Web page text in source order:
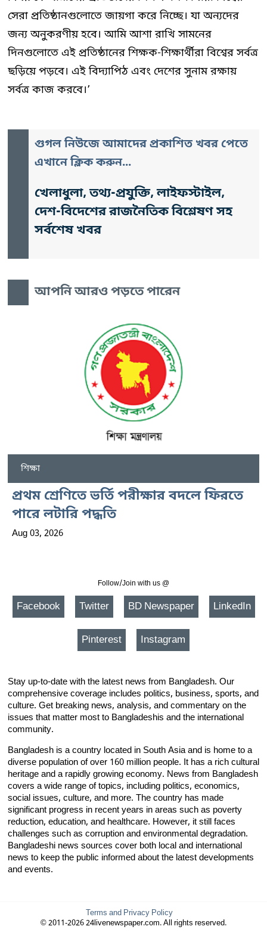
সেরা প্রতিষ্ঠানগুলোতে জায়গা করে নিচ্ছে। যা অন্যদের
জন্য অনুকরণীয় হবে। আমি আশা রাখি সামনের
দিনগুলোতে এই প্রতিষ্ঠানের শিক্ষক-শিক্ষার্থীরা বিশ্বের সর্বত্র
ছড়িয়ে পড়বে। এই বিদ্যাপিঠ এবং দেশের সুনাম রক্ষায়
সর্বত্র কাজ করবে।’
গুগল নিউজে আমাদের প্রকাশিত খবর পেতে
এখানে ক্লিক করুন...
খেলাধুলা, তথ্য-প্রযুক্তি, লাইফস্টাইল,
দেশ-বিদেশের রাজনৈতিক বিশ্লেষণ সহ
সর্বশেষ খবর
আপনি আরও পড়তে পারেন
শিক্ষা
প্রথম শ্রেণিতে ভর্তি পরীক্ষার বদলে ফিরতে
পারে লটারি পদ্ধতি
Aug 03, 2026
Follow/Join with us @
Facebook Twitter BD Newspaper LinkedIn
Pinterest Instagram
Stay up-to-date with the latest news from Bangladesh. Our
comprehensive coverage includes politics, business, sports, and
culture. Get breaking news, analysis, and commentary on the
issues that matter most to Bangladeshis and the international
community.
Bangladesh is a country located in South Asia and is home to a
diverse population of over 160 million people. It has a rich cultural
heritage and a rapidly growing economy. News from Bangladesh
covers a wide range of topics, including politics, economics,
social issues, culture, and more. The country has made
significant progress in recent years in areas such as poverty
reduction, education, and healthcare. However, it still faces
challenges such as corruption and environmental degradation.
Bangladeshi news sources cover both local and international
news to keep the public informed about the latest developments
and events.
Terms and Privacy Policy
© 2011-2026 24livenewspaper.com. All rights reserved.